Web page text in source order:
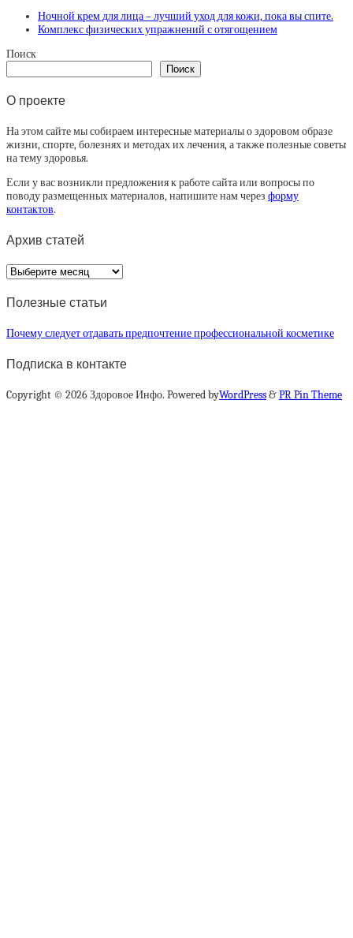
Ночной крем для лица – лучший уход для кожи, пока вы спите.
Комплекс физических упражнений с отягощением
Поиск
Поиск
О проекте
На этом сайте мы собираем интересные материалы о здоровом образе
жизни, спорте, болезнях и методах их лечения, а также полезные советы
на тему здоровья.
Если у вас возникли предложения к работе сайта или вопросы по
поводу размещенных материалов, напишите нам через форму
контактов.
Архив статей
Архив
статей
Полезные статьи
Почему следует отдавать предпочтение профессиональной косметике
Подписка в контакте
Copyright © 2026 Здоровое Инфо. Powered byWordPress&PR Pin Theme